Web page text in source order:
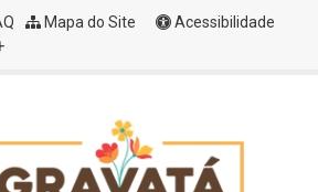
Mapa do Site
Acessibilidade